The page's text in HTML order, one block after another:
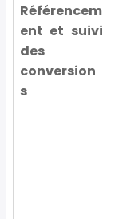
Référencem
ent et suivi
des
conversion
s